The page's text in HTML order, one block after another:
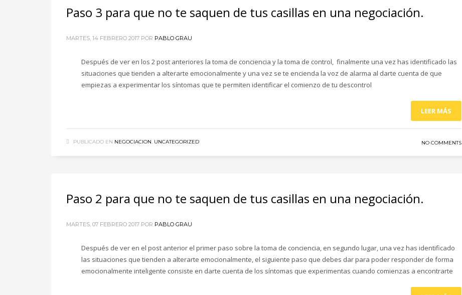
Paso 3 para que no te saquen de tus casillas en una negociación.
MARTES, 14 FEBRERO 2017 POR PABLO GRAU
Después de ver en los 2 post anteriores la toma de conciencia y la toma de control, finalmente una vez has identificado las
situaciones que tienden a alterarte emocionalmente y una vez se te encienda la voz de alarma al darte cuenta de que
empiezas a experimentar los síntomas que te permiten identificar el comienzo de tu descontrol
LEER MÁS
PUBLICADO EN NEGOCIACION, UNCATEGORIZED NO COMMENTS
Paso 2 para que no te saquen de tus casillas en una negociación.
MARTES, 07 FEBRERO 2017 POR PABLO GRAU
Después de ver en el post anterior el primer paso sobre la toma de conciencia, en segundo lugar, una vez has identificado
las situaciones que tienden a alterarte emocionalmente, el siguiente paso que debes dar para poder responder de forma
emocionalmente inteligente consiste en darte cuenta de los síntomas que experimentas cuando comienzas a encontrarte